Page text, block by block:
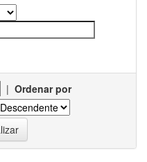
| Ordenar por